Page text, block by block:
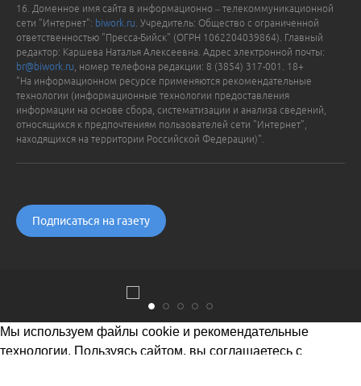
16. Доменное имя сайта в информационно – телекоммуникационной
сети "Интернет": biwork.ru . Учредитель: Общество с ограниченной
ответственностью "Пресса-Бийск" (ОГРН 1062204039864). Главный
редактор: Каршева Наталья Алексеевна. Адрес электронной почты:
br@biwork.ru , номер телефона редакции: 8 (3854) 317-001. 18+
"На информационном ресурсе применяются рекомендательные
технологии (информационные технологии предоставления
информации на основе сбора, систематизации и анализа сведений,
относящихся к предпочтениям пользователей сети "Интернет",
находящихся на территории Российской Федерации)".
Подписаться на газету
Мы используем файлы cookie и рекомендательные
технологии. Пользуясь сайтом, вы соглашаетесь с